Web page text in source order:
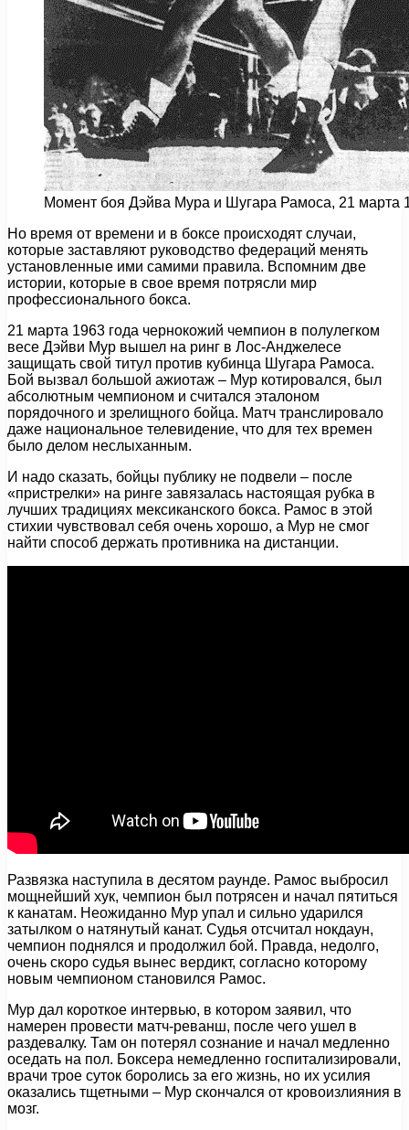
Момент боя Дэйва Мура и Шугара Рамоса, 21 марта
Но время от времени и в боксе происходят случаи,
которые заставляют руководство федераций менять
установленные ими самими правила. Вспомним две
истории, которые в свое время потрясли мир
профессионального бокса.
21 марта 1963 года чернокожий чемпион в полулегком
весе Дэйви Мур вышел на ринг в Лос-Анджелесе
защищать свой титул против кубинца Шугара Рамоса.
Бой вызвал большой ажиотаж – Мур котировался, был
абсолютным чемпионом и считался эталоном
порядочного и зрелищного бойца. Матч транслировало
даже национальное телевидение, что для тех времен
было делом неслыханным.
И надо сказать, бойцы публику не подвели – после
«пристрелки» на ринге завязалась настоящая рубка в
лучших традициях мексиканского бокса. Рамос в этой
стихии чувствовал себя очень хорошо, а Мур не смог
найти способ держать противника на дистанции.
Развязка наступила в десятом раунде. Рамос выбросил
мощнейший хук, чемпион был потрясен и начал пятиться
к канатам. Неожиданно Мур упал и сильно ударился
затылком о натянутый канат. Судья отсчитал нокдаун,
чемпион поднялся и продолжил бой. Правда, недолго,
очень скоро судья вынес вердикт, согласно которому
новым чемпионом становился Рамос.
Мур дал короткое интервью, в котором заявил, что
намерен провести матч-реванш, после чего ушел в
раздевалку. Там он потерял сознание и начал медленно
оседать на пол. Боксера немедленно госпитализировали,
врачи трое суток боролись за его жизнь, но их усилия
оказались тщетными – Мур скончался от кровоизлияния в
мозг.